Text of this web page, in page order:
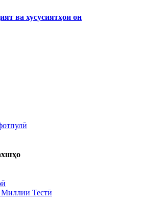
ва хусусиятҳои он
Миллии Тестӣ